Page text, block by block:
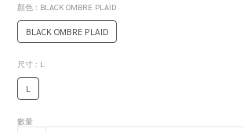
顏色 : BLACK OMBRE PLAID
BLACK OMBRE PLAID
尺寸 : L
L
數量